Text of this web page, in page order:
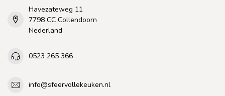
Havezateweg 11
7798 CC Collendoorn
Nederland
0523 265 366
info@sfeervollekeuken.nl